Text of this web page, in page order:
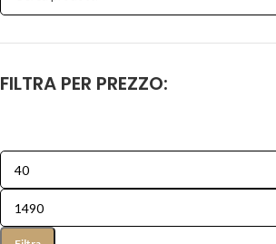
FILTRA PER PREZZO: